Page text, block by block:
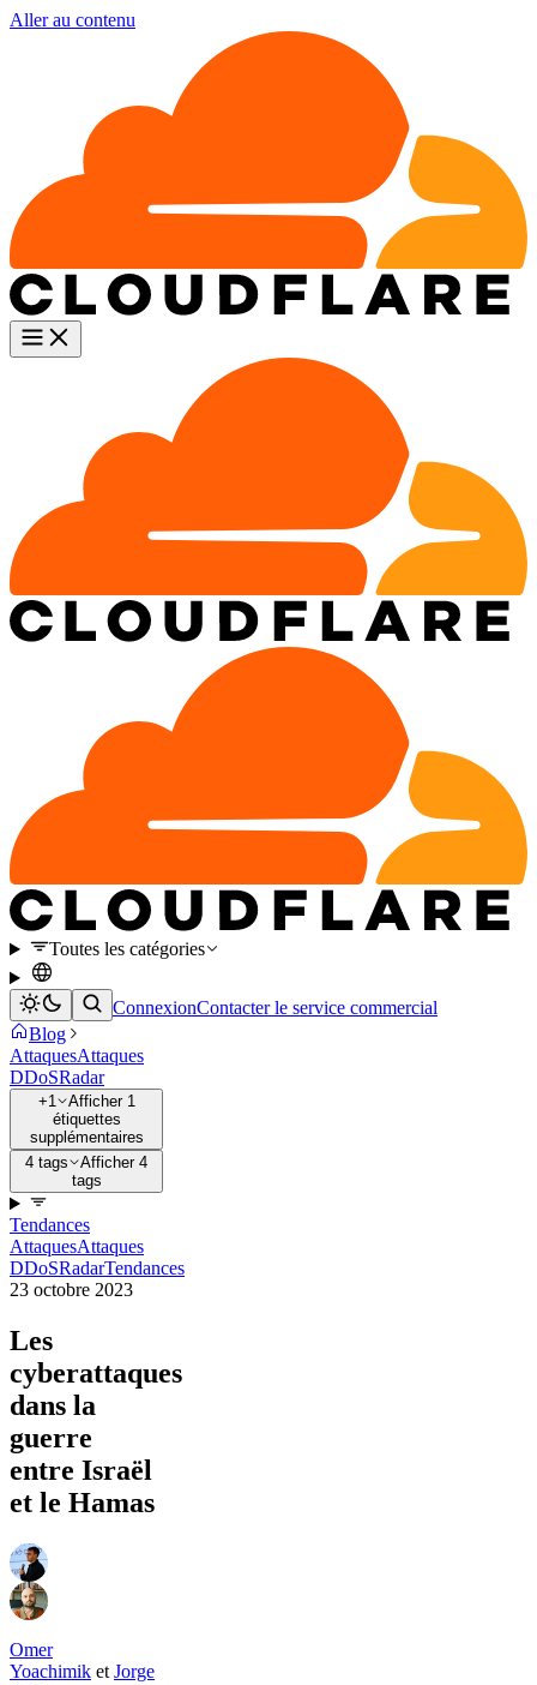
Aller au contenu
Toutes les catégories
ConnexionContacter le service commercial
Blog
AttaquesAttaques
DDoSRadar
+1
Afficher 1
étiquettes
supplémentaires
4 tags
Afficher 4
tags
Tendances
AttaquesAttaques
DDoSRadarTendances
23 octobre 2023
Les
cyberattaques
dans la
guerre
entre Israël
et le Hamas
Omer
Yoachimik et Jorge